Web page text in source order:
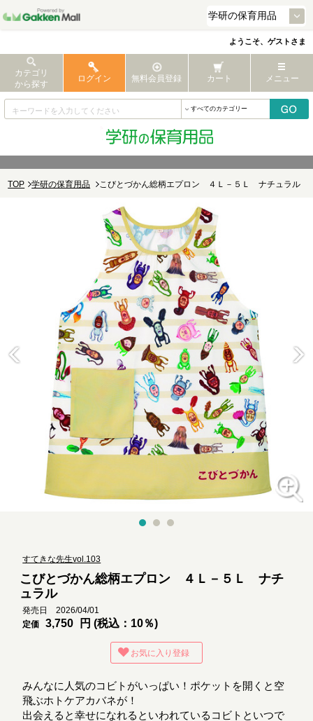
ようこそ、ゲストさま
カテゴリ
から探す
ログイン 無料会員登録 カート メニュー
TOP 学研の保育用品 こびとづかん総柄エプロン ４Ｌ－５Ｌ ナチュラル
すてきな先生vol.103
こびとづかん総柄エプロン ４Ｌ－５Ｌ ナチ
ュラル
発売日 2026/04/01
定価
3,750 円 (税込：10％)
お気に入り登録
みんなに人気のコビトがいっぱい！ポケットを開くと空
飛ぶホトケアカバネが！
出会えると幸せになれるといわれているコビトといつで